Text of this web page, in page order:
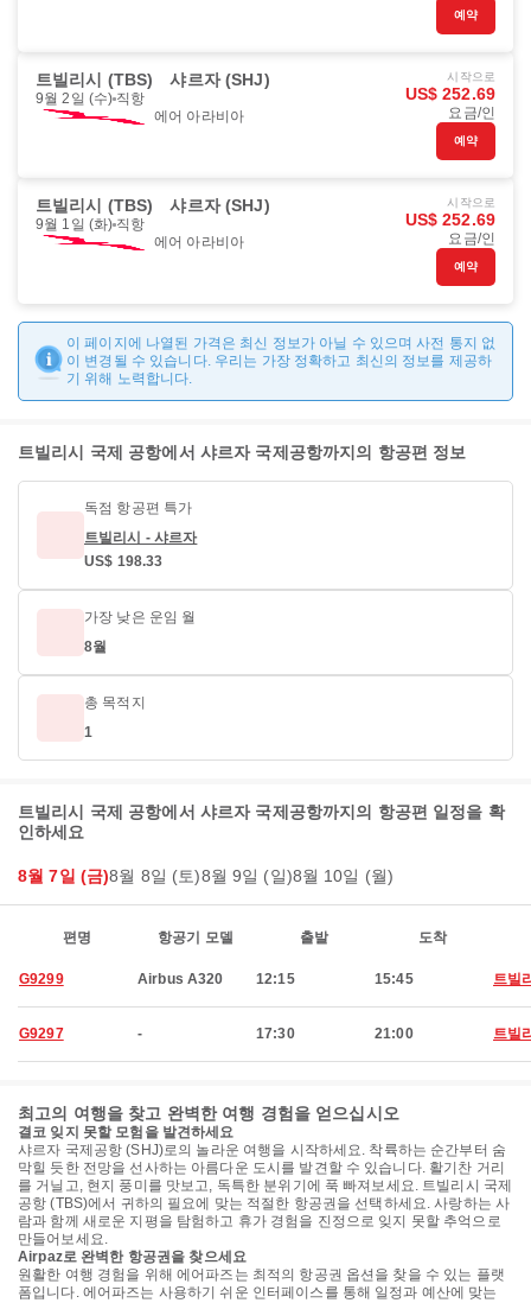
예약
트빌리시 (TBS) 샤르자 (SHJ)
9월 2일 (수) 직항
에어 아라비아
시작으로
US$ 252.69
요금/인
예약
트빌리시 (TBS) 샤르자 (SHJ)
9월 1일 (화) 직항
에어 아라비아
시작으로
US$ 252.69
요금/인
예약
이 페이지에 나열된 가격은 최신 정보가 아닐 수 있으며 사전 통지 없
이 변경될 수 있습니다. 우리는 가장 정확하고 최신의 정보를 제공하
기 위해 노력합니다.
트빌리시 국제 공항에서 샤르자 국제공항까지의 항공편 정보
독점 항공편 특가
트빌리시 - 샤르자
US$ 198.33
가장 낮은 운임 월
8월
총 목적지
1
트빌리시 국제 공항에서 샤르자 국제공항까지의 항공편 일정을 확
인하세요
8월 7일 (금)8월 8일 (토)8월 9일 (일)8월 10일 (월)
편명 항공기 모델 출발 도착
G9299 Airbus A320 12:15 15:45 트빌
G9297 - 17:30 21:00 트빌
최고의 여행을 찾고 완벽한 여행 경험을 얻으십시오
결코 잊지 못할 모험을 발견하세요
샤르자 국제공항 (SHJ)로의 놀라운 여행을 시작하세요. 착륙하는 순간부터 숨
막힐 듯한 전망을 선사하는 아름다운 도시를 발견할 수 있습니다. 활기찬 거리
를 거닐고, 현지 풍미를 맛보고, 독특한 분위기에 푹 빠져보세요. 트빌리시 국제
공항 (TBS)에서 귀하의 필요에 맞는 적절한 항공권을 선택하세요. 사랑하는 사
람과 함께 새로운 지평을 탐험하고 휴가 경험을 진정으로 잊지 못할 추억으로
만들어보세요.
Airpaz로 완벽한 항공권을 찾으세요
원활한 여행 경험을 위해 에어파즈는 최적의 항공권 옵션을 찾을 수 있는 플랫
폼입니다. 에어파즈는 사용하기 쉬운 인터페이스를 통해 일정과 예산에 맞는